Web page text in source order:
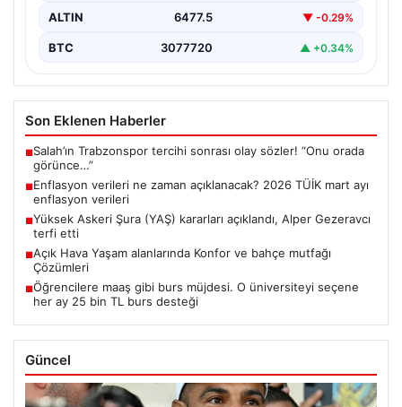
ALTIN 6477.5 ▼ -0.29%
BTC 3077720 ▲ +0.34%
Son Eklenen Haberler
■Salah’ın Trabzonspor tercihi sonrası olay sözler! “Onu orada
görünce…”
■Enflasyon verileri ne zaman açıklanacak? 2026 TÜİK mart ayı
enflasyon verileri
■Yüksek Askeri Şura (YAŞ) kararları açıklandı, Alper Gezeravcı
terfi etti
■Açık Hava Yaşam alanlarında Konfor ve bahçe mutfağı
Çözümleri
■Öğrencilere maaş gibi burs müjdesi. O üniversiteyi seçene
her ay 25 bin TL burs desteği
Güncel